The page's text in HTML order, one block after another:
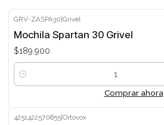
GRV-ZASPA30 |Grivel
Mochila Spartan 30 Grivel
$189.900
Cantidad
Comprar ahora
4251422570855|Ortovox